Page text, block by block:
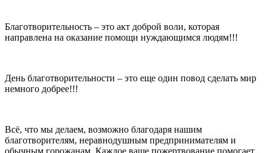
Благотворительность – это акт доброй воли, которая
направлена на оказание помощи нуждающимся людям!!!
День благотворительности – это еще один повод сделать мир
немного добрее!!!
Всё, что мы делаем, возможно благодаря нашим
благотворителям, неравнодушным предпринимателям и
обычным горожанам. Каждое ваше пожертвование помогает